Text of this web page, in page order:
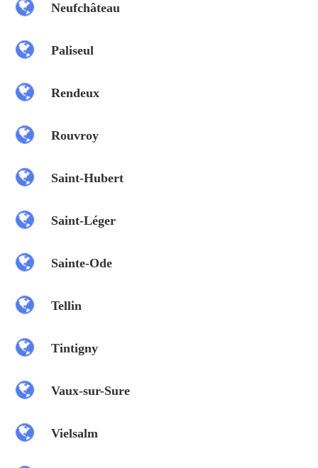
Neufchâteau
Paliseul
Rendeux
Rouvroy
Saint-Hubert
Saint-Léger
Sainte-Ode
Tellin
Tintigny
Vaux-sur-Sure
Vielsalm